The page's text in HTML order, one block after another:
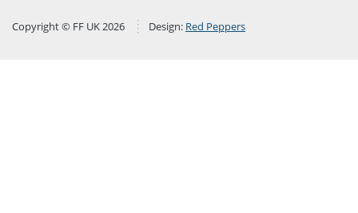
Copyright © FF UK 2026 Design: Red Peppers